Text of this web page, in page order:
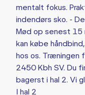
mentalt fokus.
indendørs sko. -
Mød op senest 15
kan købe
hos os. Træningen
2450 Kbh SV. Du
bagerst i hal 2. Vi
I hal 2